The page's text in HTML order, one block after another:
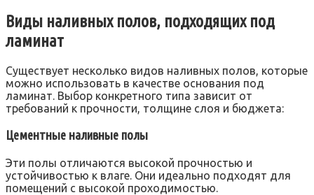
Виды наливных полов, подходящих под
ламинат
Существует несколько видов наливных полов, которые
можно использовать в качестве основания под
ламинат. Выбор конкретного типа зависит от
требований к прочности, толщине слоя и бюджета:
Цементные наливные полы
Эти полы отличаются высокой прочностью и
устойчивостью к влаге. Они идеально подходят для
помещений с высокой проходимостью.